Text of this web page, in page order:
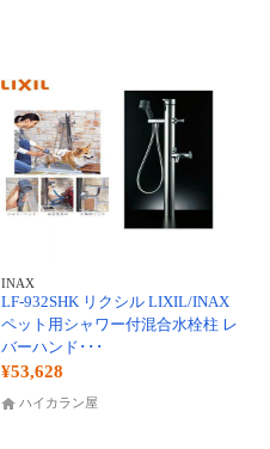
INAX
LF-932SHK リクシル LIXIL/INAX
ペット用シャワー付混合水栓柱 レ
バーハンド･･･
¥53,628
ハイカラン屋